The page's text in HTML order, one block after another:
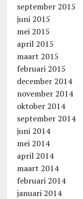
september 2015
juni 2015
mei 2015
april 2015
maart 2015
februari 2015
december 2014
november 2014
oktober 2014
september 2014
juni 2014
mei 2014
april 2014
maart 2014
februari 2014
januari 2014